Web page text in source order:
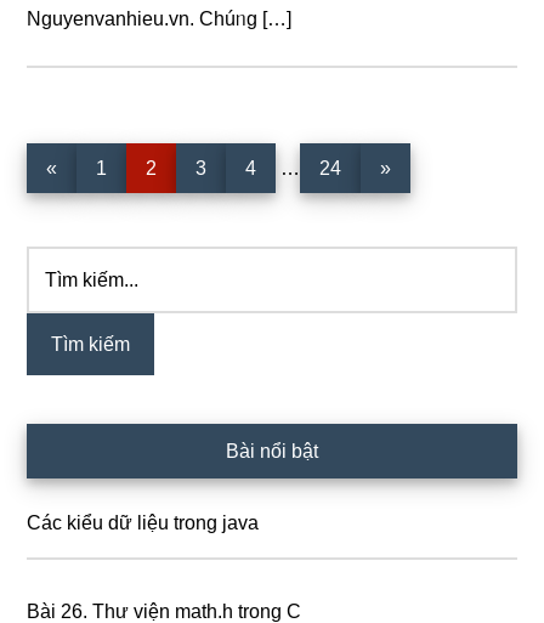
Nguyenvanhieu.vn. Chúᥒg […]
« Trang
1 Trang
2 Trang
3 Trang
4
Interim
… Trang
24 »
Sidebar
chính
kiếm...
Bài nổi bật
Các kiểu dữ liệu trong java
Bài 26. Thư viện math.h trong C